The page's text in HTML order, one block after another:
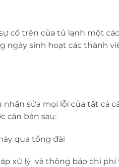
cố trên của tủ lạnh một
sinh hoạt các thành
sửa mọi lỗi của tất cả
căn bản sau:
qua tổng đài
xử lý và thông báo chi